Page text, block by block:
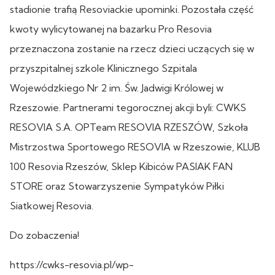
stadionie trafią Resoviackie upominki. Pozostała część
kwoty wylicytowanej na bazarku Pro Resovia
przeznaczona zostanie na rzecz dzieci uczących się w
przyszpitalnej szkole Klinicznego Szpitala
Wojewódzkiego Nr 2 im. Św. Jadwigi Królowej w
Rzeszowie. Partnerami tegorocznej akcji byli: CWKS
RESOVIA S.A. OPTeam RESOVIA RZESZÓW, Szkoła
Mistrzostwa Sportowego RESOVIA w Rzeszowie, KLUB
100 Resovia Rzeszów, Sklep Kibiców PASIAK FAN
STORE oraz Stowarzyszenie Sympatyków Piłki
Siatkowej Resovia.
Do zobaczenia!
https://cwks-resovia.pl/wp-